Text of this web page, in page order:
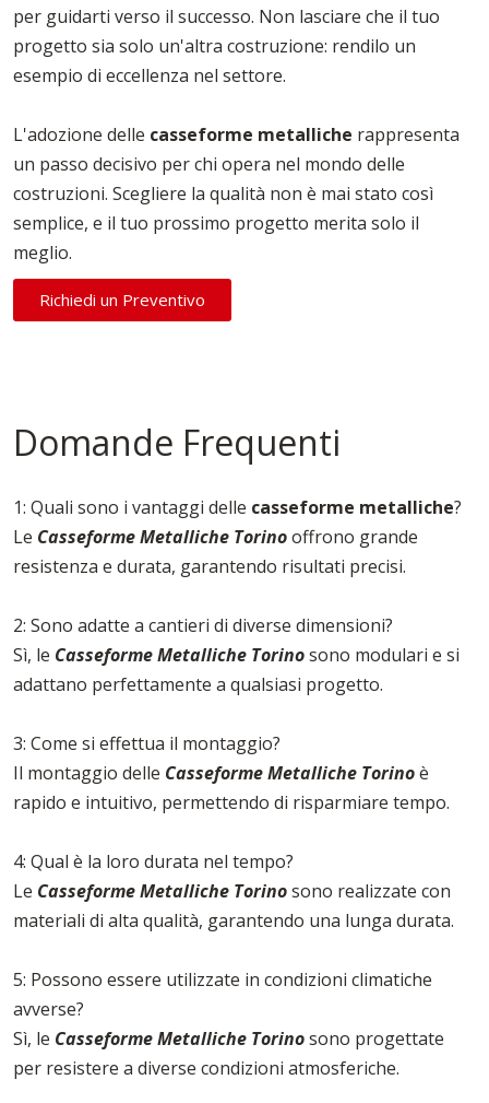
per guidarti verso il successo. Non lasciare che il tuo
progetto sia solo un'altra costruzione: rendilo un
esempio di eccellenza nel settore.
L'adozione delle casseforme metalliche rappresenta
un passo decisivo per chi opera nel mondo delle
costruzioni. Scegliere la qualità non è mai stato così
semplice, e il tuo prossimo progetto merita solo il
meglio.
Richiedi un Preventivo
Domande Frequenti
1: Quali sono i vantaggi delle casseforme metalliche?
Le Casseforme Metalliche Torinooffrono grande
resistenza e durata, garantendo risultati precisi.
2: Sono adatte a cantieri di diverse dimensioni?
Sì, le Casseforme Metalliche Torinosono modulari e si
adattano perfettamente a qualsiasi progetto.
3: Come si effettua il montaggio?
Il montaggio delle Casseforme Metalliche Torinoè
rapido e intuitivo, permettendo di risparmiare tempo.
4: Qual è la loro durata nel tempo?
Le Casseforme Metalliche Torinosono realizzate con
materiali di alta qualità, garantendo una lunga durata.
5: Possono essere utilizzate in condizioni climatiche
avverse?
Sì, le Casseforme Metalliche Torinosono progettate
per resistere a diverse condizioni atmosferiche.